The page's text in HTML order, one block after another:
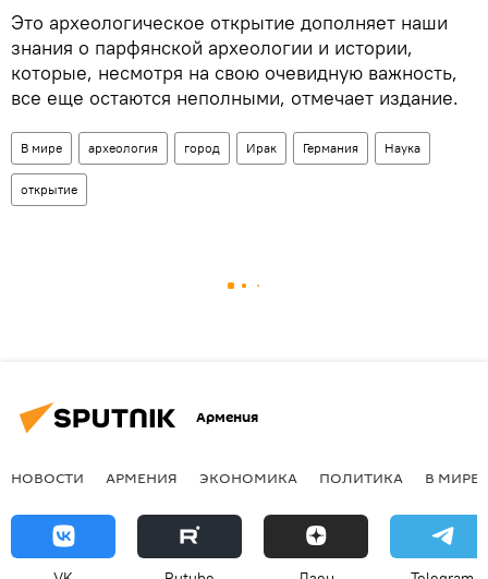
Это археологическое открытие дополняет наши
знания о парфянской археологии и истории,
которые, несмотря на свою очевидную важность,
все еще остаются неполными, отмечает издание.
В мире археология город Ирак Германия Наука
открытие
Армения
НОВОСТИ АРМЕНИЯ ЭКОНОМИКА ПОЛИТИКА В МИРЕ